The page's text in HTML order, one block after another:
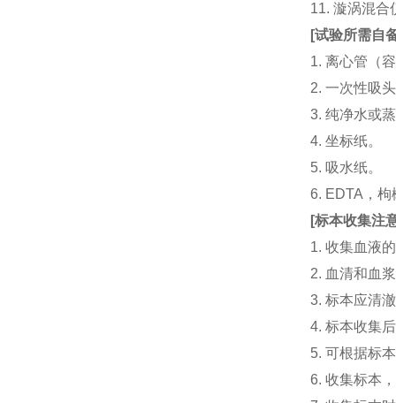
11. 漩涡混
[试验所需自
1. 离心管（
2. 一次性吸
3. 纯净水或
4. 坐标纸。
5. 吸水纸。
6. EDTA，
[标本收集注
1. 收集血液
2. 血清和血
3. 标本应清
4. 标本收集
5. 可根据标
6. 收集标本